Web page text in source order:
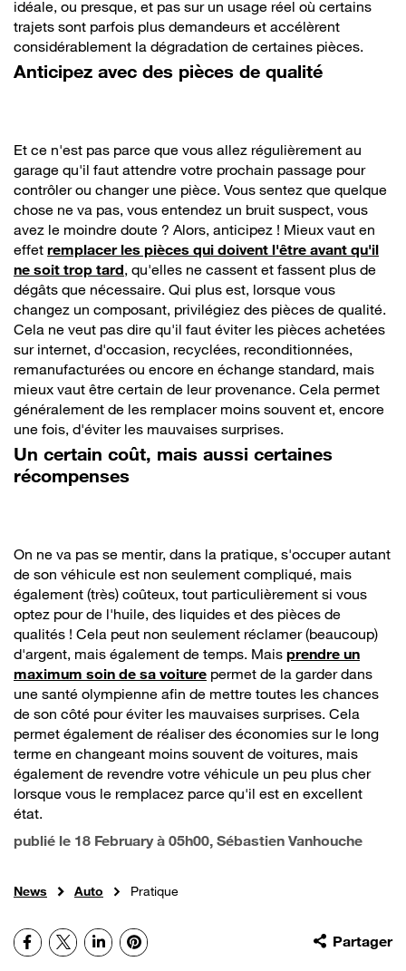
idéale, ou presque, et pas sur un usage réel où certains
trajets sont parfois plus demandeurs et accélèrent
considérablement la dégradation de certaines pièces.
Anticipez avec des pièces de qualité
Et ce n'est pas parce que vous allez régulièrement au
garage qu'il faut attendre votre prochain passage pour
contrôler ou changer une pièce. Vous sentez que quelque
chose ne va pas, vous entendez un bruit suspect, vous
avez le moindre doute ? Alors, anticipez ! Mieux vaut en
effet remplacer les pièces qui doivent l'être avant qu'il
ne soit trop tard, qu'elles ne cassent et fassent plus de
dégâts que nécessaire. Qui plus est, lorsque vous
changez un composant, privilégiez des pièces de qualité.
Cela ne veut pas dire qu'il faut éviter les pièces achetées
sur internet, d'occasion, recyclées, reconditionnées,
remanufacturées ou encore en échange standard, mais
mieux vaut être certain de leur provenance. Cela permet
généralement de les remplacer moins souvent et, encore
une fois, d'éviter les mauvaises surprises.
Un certain coût, mais aussi certaines
récompenses
On ne va pas se mentir, dans la pratique, s'occuper autant
de son véhicule est non seulement compliqué, mais
également (très) coûteux, tout particulièrement si vous
optez pour de l'huile, des liquides et des pièces de
qualités ! Cela peut non seulement réclamer (beaucoup)
d'argent, mais également de temps. Mais prendre un
maximum soin de sa voiture permet de la garder dans
une santé olympienne afin de mettre toutes les chances
de son côté pour éviter les mauvaises surprises. Cela
permet également de réaliser des économies sur le long
terme en changeant moins souvent de voitures, mais
également de revendre votre véhicule un peu plus cher
lorsque vous le remplacez parce qu'il est en excellent
état.
publié le 18 February à 05h00, Sébastien Vanhouche
News Auto Pratique
Partager
Facebook
X LinkedInPinterest